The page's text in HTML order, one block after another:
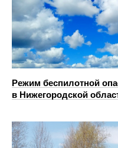
Режим беспилотной
в Нижегородской